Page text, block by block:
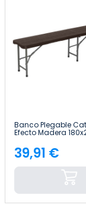
Banco Plegable
Efecto Madera
Precio
39,91 €